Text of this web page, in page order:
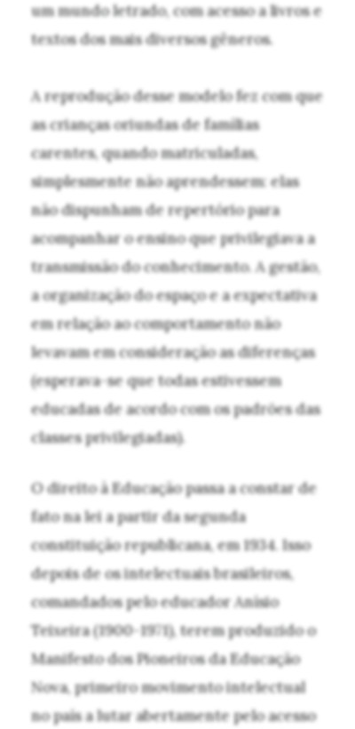
um mundo letrado, com acesso a livros e
textos dos mais diversos gêneros.
A reprodução desse modelo fez com que
as crianças oriundas de famílias
carentes, quando matriculadas,
simplesmente não aprendessem: elas
não dispunham de repertório para
acompanhar o ensino que privilegiava a
transmissão do conhecimento. A gestão,
a organização do espaço e a expectativa
em relação ao comportamento não
levavam em consideração as diferenças
(esperava-se que todas estivessem
educadas de acordo com os padrões das
classes privilegiadas).
O direito à Educação passa a constar de
fato na lei a partir da segunda
constituição republicana, em 1934. Isso
depois de os intelectuais brasileiros,
comandados pelo educador Anísio
Teixeira (1900-1971), terem produzido o
Manifesto dos Pioneiros da Educação
Nova, primeiro movimento intelectual
no país a lutar abertamente pelo acesso